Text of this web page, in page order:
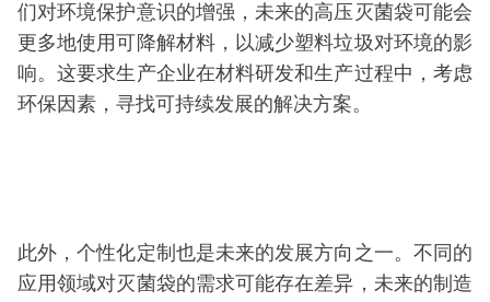
们对环境保护意识的增强，未来的高压灭菌袋可能会
更多地使用可降解材料，以减少塑料垃圾对环境的影
响。这要求生产企业在材料研发和生产过程中，考虑
环保因素，寻找可持续发展的解决方案。
此外，个性化定制也是未来的发展方向之一。不同的
应用领域对灭菌袋的需求可能存在差异，未来的制造